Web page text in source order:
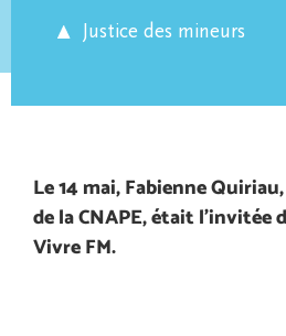
Justice des mineurs
Le 14 mai, Fabienne
de la CNAPE, était l’invitée
Vivre FM.